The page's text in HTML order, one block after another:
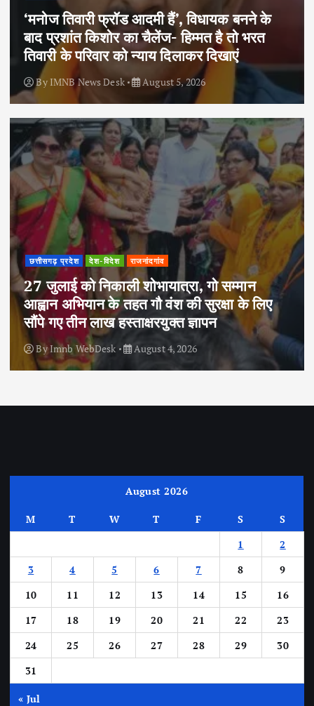
‘मनोज तिवारी फ्रॉड आदमी हैं’, विधायक बनने के
बाद प्रशांत किशोर का चैलेंज- हिम्मत है तो भरत
तिवारी के परिवार को न्याय दिलाकर दिखाएं
By IMNB News Desk August 5, 2026
छत्तीसगढ़ प्रदेश देश-विदेश राजनांदगांव
27 जुलाई को निकाली शोभायात्रा, गो सम्मान
आह्वान अभियान के तहत गौ वंश की सुरक्षा के लिए
सौंपे गए तीन लाख हस्ताक्षरयुक्त ज्ञापन
ByImnb WebDesk August 4, 2026
August 2026
M T W T F S
S
1
2
3
4 5 6 7 8
9
10
11 12 13 14 15
16
17
18 19 20 21 22
23
24
25 26 27 28 29
30
31
« Jul